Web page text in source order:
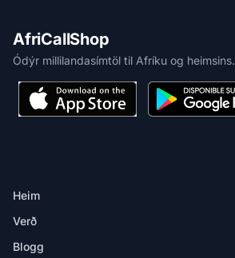
AfriCallShop
Ódýr millilandasímtöl til Afríku og heimsins.
Heim
Verð
Blogg